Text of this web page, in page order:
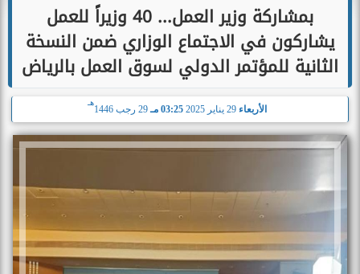
بمشاركة وزير العمل... 40 وزيراً للعمل
يشاركون في الاجتماع الوزاري ضمن النسخة
الثانية للمؤتمر الدولي لسوق العمل بالرياض
الأربعاء 29 يناير 2025 03:25 مـ 29 رجب 1446
هـ